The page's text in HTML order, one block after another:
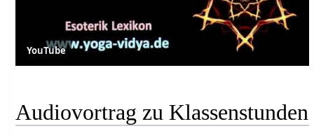
YouTube
Audiovortrag zu Klassenstunden